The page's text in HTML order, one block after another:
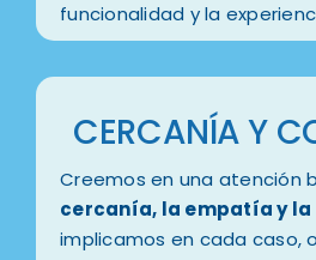
funcionalidad y la
CERCANÍA Y
Creemos en una atención
cercanía, la empatía y la
implicamos en cada caso,